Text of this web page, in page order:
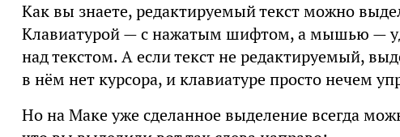
Как вы знаете, редактируемый текст можно
Клавиатурой — с нажатым шифтом, а мышью —
над текстом. А если текст не редактируемый,
в нём нет курсора, и клавиатуре просто нечем
Но на Маке уже сделанное выделение всегда